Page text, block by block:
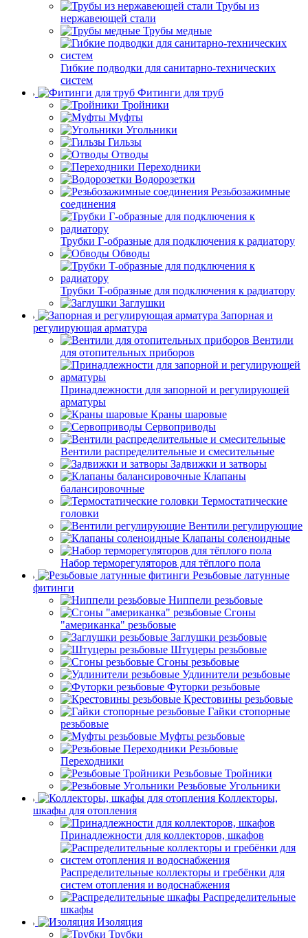
Трубы из
нержавеющей стали
Трубы медные
Гибкие подводки для санитарно-технических
систем
Фитинги для труб
Тройники
Муфты
Угольники
Гильзы
Отводы
Переходники
Водорозетки
Резьбозажимные
соединения
Трубки Г-образные для подключения к радиатору
Обводы
Трубки T-образные для подключения к радиатору
Заглушки
Запорная и
регулирующая арматура
Вентили
для отопительных приборов
Принадлежности для запорной и регулирующей
арматуры
Краны шаровые
Сервоприводы
Вентили распределительные и смесительные
Задвижки и затворы
Клапаны
балансировочные
Термостатические
головки
Вентили регулирующие
Клапаны соленоидные
Набор терморегуляторов для тёплого пола
Резьбовые латунные
фитинги
Ниппели резьбовые
Сгоны
"американка" резьбовые
Заглушки резьбовые
Штуцеры резьбовые
Сгоны резьбовые
Удлинители резьбовые
Футорки резьбовые
Крестовины резьбовые
Гайки стопорные
резьбовые
Муфты резьбовые
Резьбовые
Переходники
Резьбовые Тройники
Резьбовые Угольники
Коллекторы,
шкафы для отопления
Принадлежности для коллекторов, шкафов
Распределительные коллекторы и гребёнки для
систем отопления и водоснабжения
Распределительные
шкафы
Изоляция
Трубки